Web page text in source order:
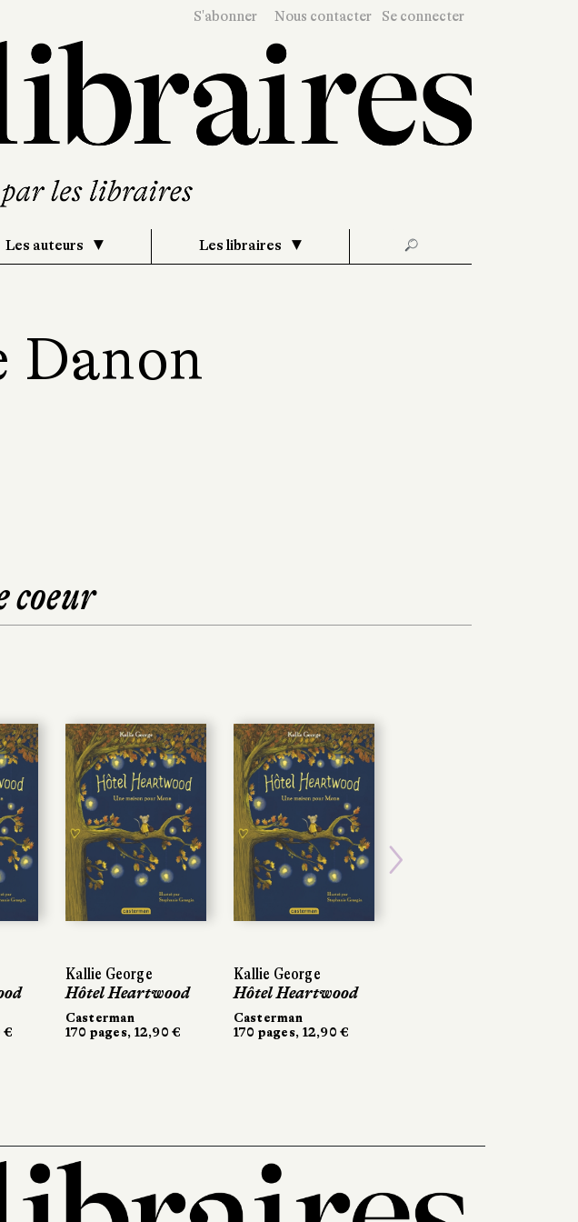
S'abonner Nous contacter Se connecter
Les auteurs Les libraires 🔎
Danon
coeur
€
Kallie George
Hôtel Heartwood
Casterman
170 pages, 12,90 €
Kallie George
Hôtel Heartwood
Casterman
170 pages, 12,90 €